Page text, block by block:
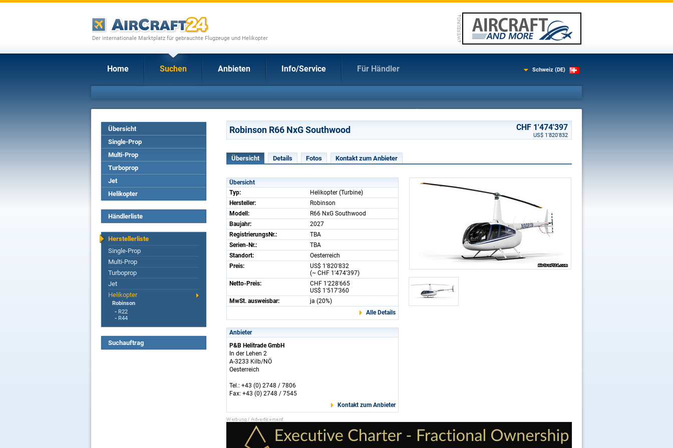
Der internationale Marktplatz für gebrauchte Flugzeuge und Helikopter
Home Suchen Anbieten Info/Service Für Händler Schweiz (DE)
Übersicht
Single-Prop
Multi-Prop
Turboprop
Jet
Helikopter
Händlerliste
Herstellerliste
Single-Prop
Multi-Prop
Turboprop
Jet
Helikopter
Robinson
- R22
- R44
Suchauftrag
Robinson R66 NxG Southwood CHF 1'474'397
US$ 1'820'832
Übersicht Details Fotos Kontakt zum Anbieter
Übersicht
Typ:
Helikopter (Turbine)
Hersteller:
Robinson
Modell:
R66 NxG Southwood
Baujahr:
2027
RegistrierungsNr.:
TBA
Serien-Nr.:
TBA
Standort:
Oesterreich
Preis:
US$ 1'820'832
(~ CHF 1'474'397)
Netto-Preis:
CHF 1'228'665
US$ 1'517'360
MwSt. ausweisbar:
ja (20%)
Alle Details
Anbieter
P&B Helitrade GmbH
In der Lehen 2
A-3233 Kilb/NÖ
Oesterreich
Tel.: +43 (0) 2748 / 7806
Fax: +43 (0) 2748 / 7545
Kontakt zum Anbieter